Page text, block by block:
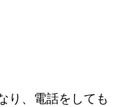
り、電話をしても